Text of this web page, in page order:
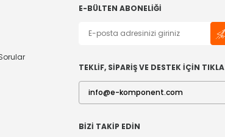
E-BÜLTEN ABONELIĞI
TEKLİF, SİPARİŞ VE DESTEK İÇİN TIKLA
BIZI TAKIP EDIN